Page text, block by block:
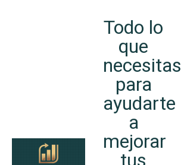
Todo lo
que
necesitas
para
ayudarte
a
mejorar
tus